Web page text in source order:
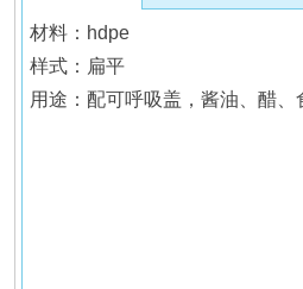
材料：hdpe
样式：扁平
用途：配可呼吸盖，酱油、醋、